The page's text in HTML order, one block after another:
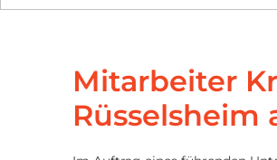
Mitarbeiter
Rüsselsheim